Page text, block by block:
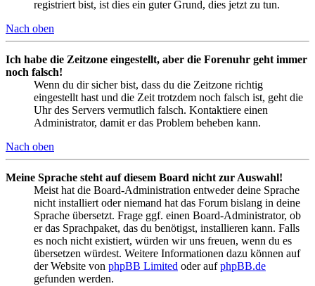
registriert bist, ist dies ein guter Grund, dies jetzt zu tun.
Nach oben
Ich habe die Zeitzone eingestellt, aber die Forenuhr geht immer
noch falsch!
Wenn du dir sicher bist, dass du die Zeitzone richtig
eingestellt hast und die Zeit trotzdem noch falsch ist, geht die
Uhr des Servers vermutlich falsch. Kontaktiere einen
Administrator, damit er das Problem beheben kann.
Nach oben
Meine Sprache steht auf diesem Board nicht zur Auswahl!
Meist hat die Board-Administration entweder deine Sprache
nicht installiert oder niemand hat das Forum bislang in deine
Sprache übersetzt. Frage ggf. einen Board-Administrator, ob
er das Sprachpaket, das du benötigst, installieren kann. Falls
es noch nicht existiert, würden wir uns freuen, wenn du es
übersetzen würdest. Weitere Informationen dazu können auf
der Website von phpBB Limited oder aufphpBB.de
gefunden werden.